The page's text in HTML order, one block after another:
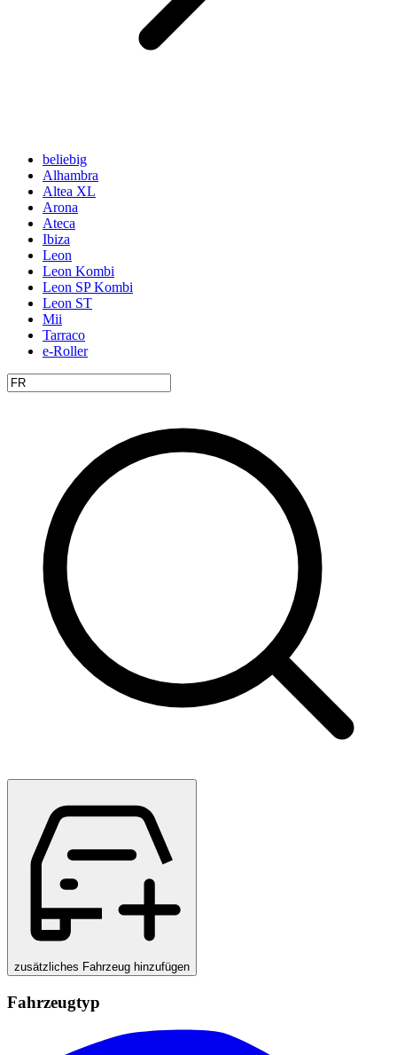
beliebig
Alhambra
Altea XL
Arona
Ateca
Ibiza
Leon
Leon Kombi
Leon SP Kombi
Leon ST
Mii
Tarraco
e-Roller
zusätzliches Fahrzeug hinzufügen
Fahrzeugtyp